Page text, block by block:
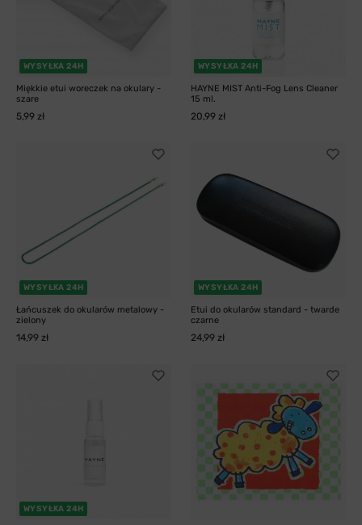
WYSYŁKA 24H
Miękkie etui woreczek na okulary -
szare
5,99 zł
WYSYŁKA 24H
HAYNE MIST Anti-Fog Lens Cleaner
15 ml.
20,99 zł
WYSYŁKA 24H
Łańcuszek do okularów metalowy -
zielony
14,99 zł
WYSYŁKA 24H
Etui do okularów standard - twarde
czarne
24,99 zł
WYSYŁKA 24H